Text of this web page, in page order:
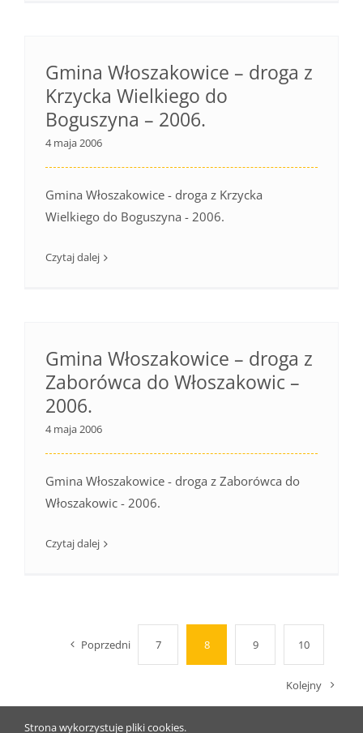
Gmina Włoszakowice – droga z
Krzycka Wielkiego do
Boguszyna – 2006.
4 maja 2006
Gmina Włoszakowice - droga z Krzycka
Wielkiego do Boguszyna - 2006.
Czytaj dalej
Gmina Włoszakowice – droga z
Zaborówca do Włoszakowic –
2006.
4 maja 2006
Gmina Włoszakowice - droga z Zaborówca do
Włoszakowic - 2006.
Czytaj dalej
Poprzedni 7 8 9 10
Kolejny
Strona wykorzystuje pliki cookies.